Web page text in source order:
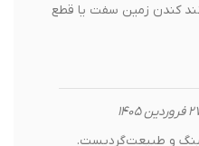
کندن زمین سفت یا قطع
و طبیعت‌گردیست.